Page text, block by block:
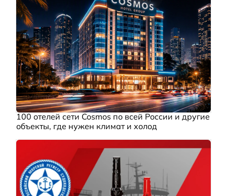
100 отелей сети Cosmos по всей России и другие
объекты, где нужен климат и холод